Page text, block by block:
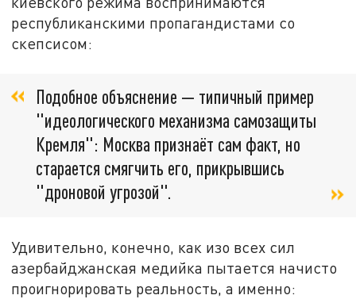
республиканскими пропагандистами со
скепсисом:
Подобное объяснение — типичный пример
"идеологического механизма самозащиты
Кремля": Москва признаёт сам факт, но
старается смягчить его, прикрывшись
"дроновой угрозой".
Удивительно, конечно, как изо всех сил
азербайджанская медийка пытается начисто
проигнорировать реальность, а именно: